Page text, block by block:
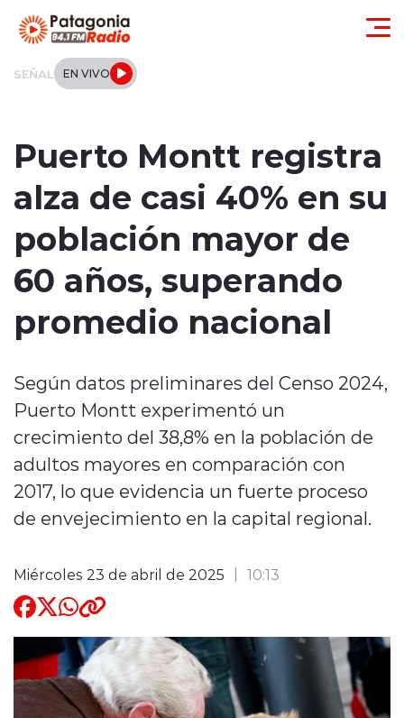
SEÑAL EN VIVO
Tendencias
Internacional
Entrevistas
Quienes Somos
modo claro
Puerto Montt registra
alza de casi 40% en su
población mayor de
60 años, superando
promedio nacional
Según datos preliminares del Censo 2024,
Puerto Montt experimentó un
crecimiento del 38,8% en la población de
adultos mayores en comparación con
2017, lo que evidencia un fuerte proceso
de envejecimiento en la capital regional.
Miércoles 23 de abril de 2025 10:13